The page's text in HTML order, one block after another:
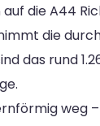
die A44
die
das rund
weg